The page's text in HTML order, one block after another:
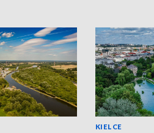
KIELCE